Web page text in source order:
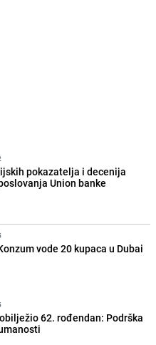
pokazatelja i decenija
Union banke
vode 20 kupaca u Dubai
62. rođendan: Podrška